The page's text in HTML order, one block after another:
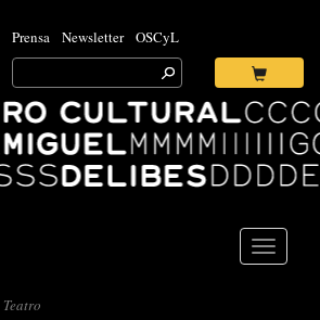
Prensa Newsletter OSCyL
Search
for:
Ok
Toggle
Teatro